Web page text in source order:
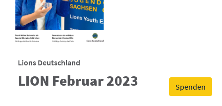
Spenden
Lions Deutschland
LION Februar 2023